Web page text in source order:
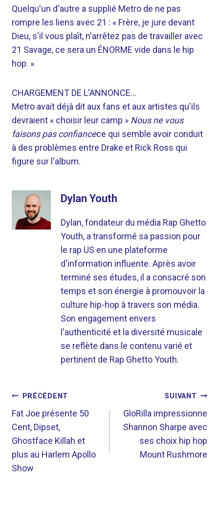
Quelqu'un d'autre a supplié Metro de ne pas
rompre les liens avec 21 : « Frère, je jure devant
Dieu, s'il vous plaît, n'arrêtez pas de travailler avec
21 Savage, ce sera un ÉNORME vide dans le hip
hop. »
CHARGEMENT DE L'ANNONCE…
Metro avait déjà dit aux fans et aux artistes qu'ils
devraient « choisir leur camp » Nous ne vous
faisons pas confiancece qui semble avoir conduit
à des problèmes entre Drake et Rick Ross qui
figure sur l'album.
Dylan Youth
Dylan, fondateur du média Rap Ghetto
Youth, a transformé sa passion pour
le rap US en une plateforme
d'information influente. Après avoir
terminé ses études, il a consacré son
temps et son énergie à promouvoir la
culture hip-hop à travers son média.
Son engagement envers
l'authenticité et la diversité musicale
se reflète dans le contenu varié et
pertinent de Rap Ghetto Youth.
NAVIGATION
DE
L’ARTICLE
PRÉCÉDENT
Fat Joe présente 50
Cent, Dipset,
Ghostface Killah et
plus au Harlem Apollo
Show
SUIVANT
GloRilla impressionne
Shannon Sharpe avec
ses choix hip hop
Mount Rushmore